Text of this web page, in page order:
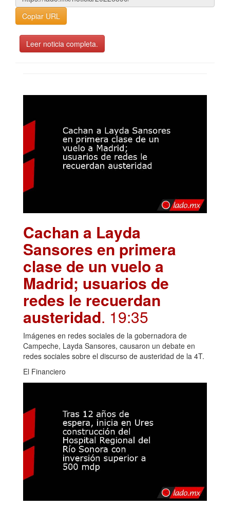
Copiar URL
Leer noticia completa.
Cachan a Layda
Sansores en primera
clase de un vuelo a
Madrid; usuarios de
redes le recuerdan
austeridad. 19:35
Imágenes en redes sociales de la gobernadora de
Campeche, Layda Sansores, causaron un debate en
redes sociales sobre el discurso de austeridad de la 4T.
El Financiero